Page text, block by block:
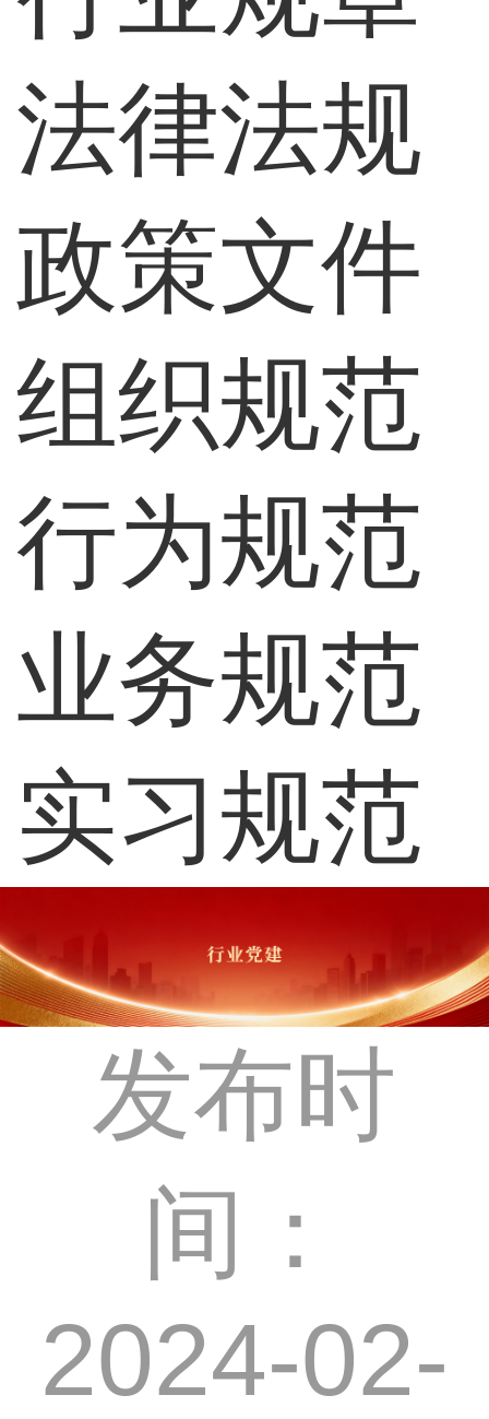
法律法规
政策文件
组织规范
行为规范
业务规范
实习规范
发布时
间：
2024-02-